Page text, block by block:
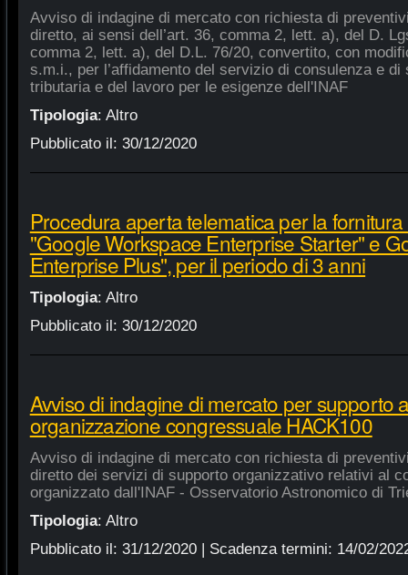
Avviso di indagine di mercato con richiesta di
diretto, ai sensi dell’art. 36, comma 2, lett. a), del D.
comma 2, lett. a), del D.L. 76/20, convertito, con
s.m.i., per l’affidamento del servizio di consulenza e
tributaria e del lavoro per le esigenze dell'INAF
Tipologia: Altro
Pubblicato il: 30/12/2020
Procedura aperta telematica per la
"Google Workspace Enterprise Starter" e
Enterprise Plus", per il periodo di 3 anni
Tipologia: Altro
Pubblicato il: 30/12/2020
Avviso di indagine di mercato per supporto
organizzazione congressuale HACK100
Avviso di indagine di mercato con richiesta di
diretto dei servizi di supporto organizzativo relativi al
organizzato dall'INAF - Osservatorio Astronomico di
Tipologia: Altro
Pubblicato il: 31/12/2020| Scadenza termini: 14/02/